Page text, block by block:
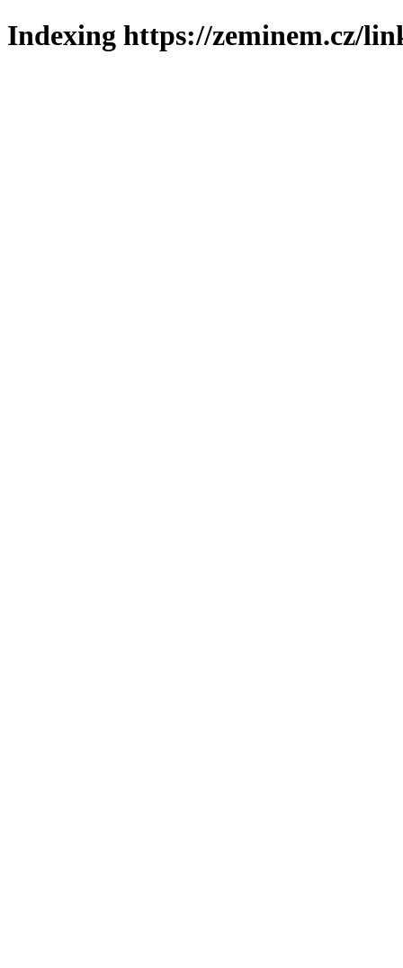
Indexing https://zeminem.cz/